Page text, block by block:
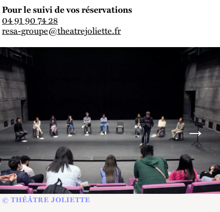
Pour le suivi de vos réservations
04 91 90 74 28
resa-groupe@theatrejoliette.fr
© THÉÂTRE JOLIETTE